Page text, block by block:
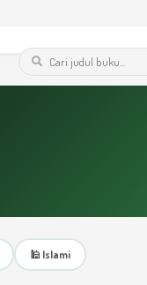
🕌 Islami